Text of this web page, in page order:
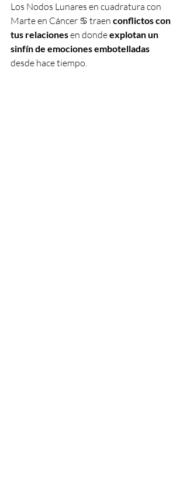
Los Nodos Lunares en cuadratura con
Marte en Cáncer ♋️ traen conflictos con
tus relaciones en donde explotan un
sinfín de emociones embotelladas
desde hace tiempo.